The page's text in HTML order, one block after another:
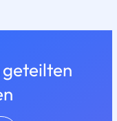
geteilten